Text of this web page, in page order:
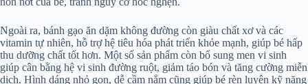
Ngoài ra, bánh gạo ăn dặm không đường còn giàu chất xơ và các
vitamin tự nhiên, hỗ trợ hệ tiêu hóa phát triển khỏe mạnh, giúp bé hấp
thu dưỡng chất tốt hơn. Một số sản phẩm còn bổ sung men vi sinh
giúp cân bằng hệ vi sinh đường ruột, giảm táo bón và tăng cường miễn
dịch. Hình dáng nhỏ gọn, dễ cầm nắm cũng giúp bé rèn luyện kỹ năng